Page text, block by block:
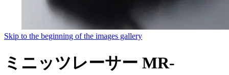
Skip to the beginning of the images gallery
ミニッツレーサー MR-